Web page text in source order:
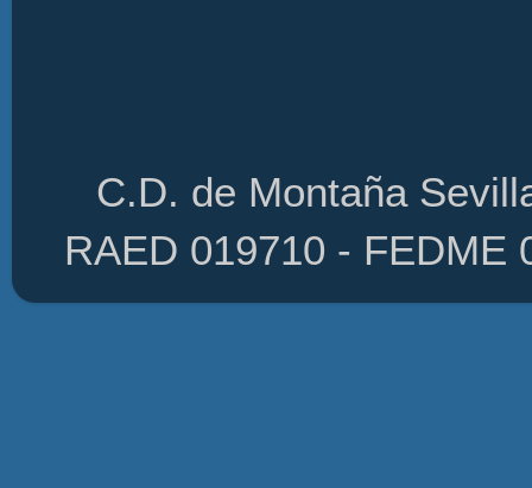
C.D. de Montaña
RAED 019710 -